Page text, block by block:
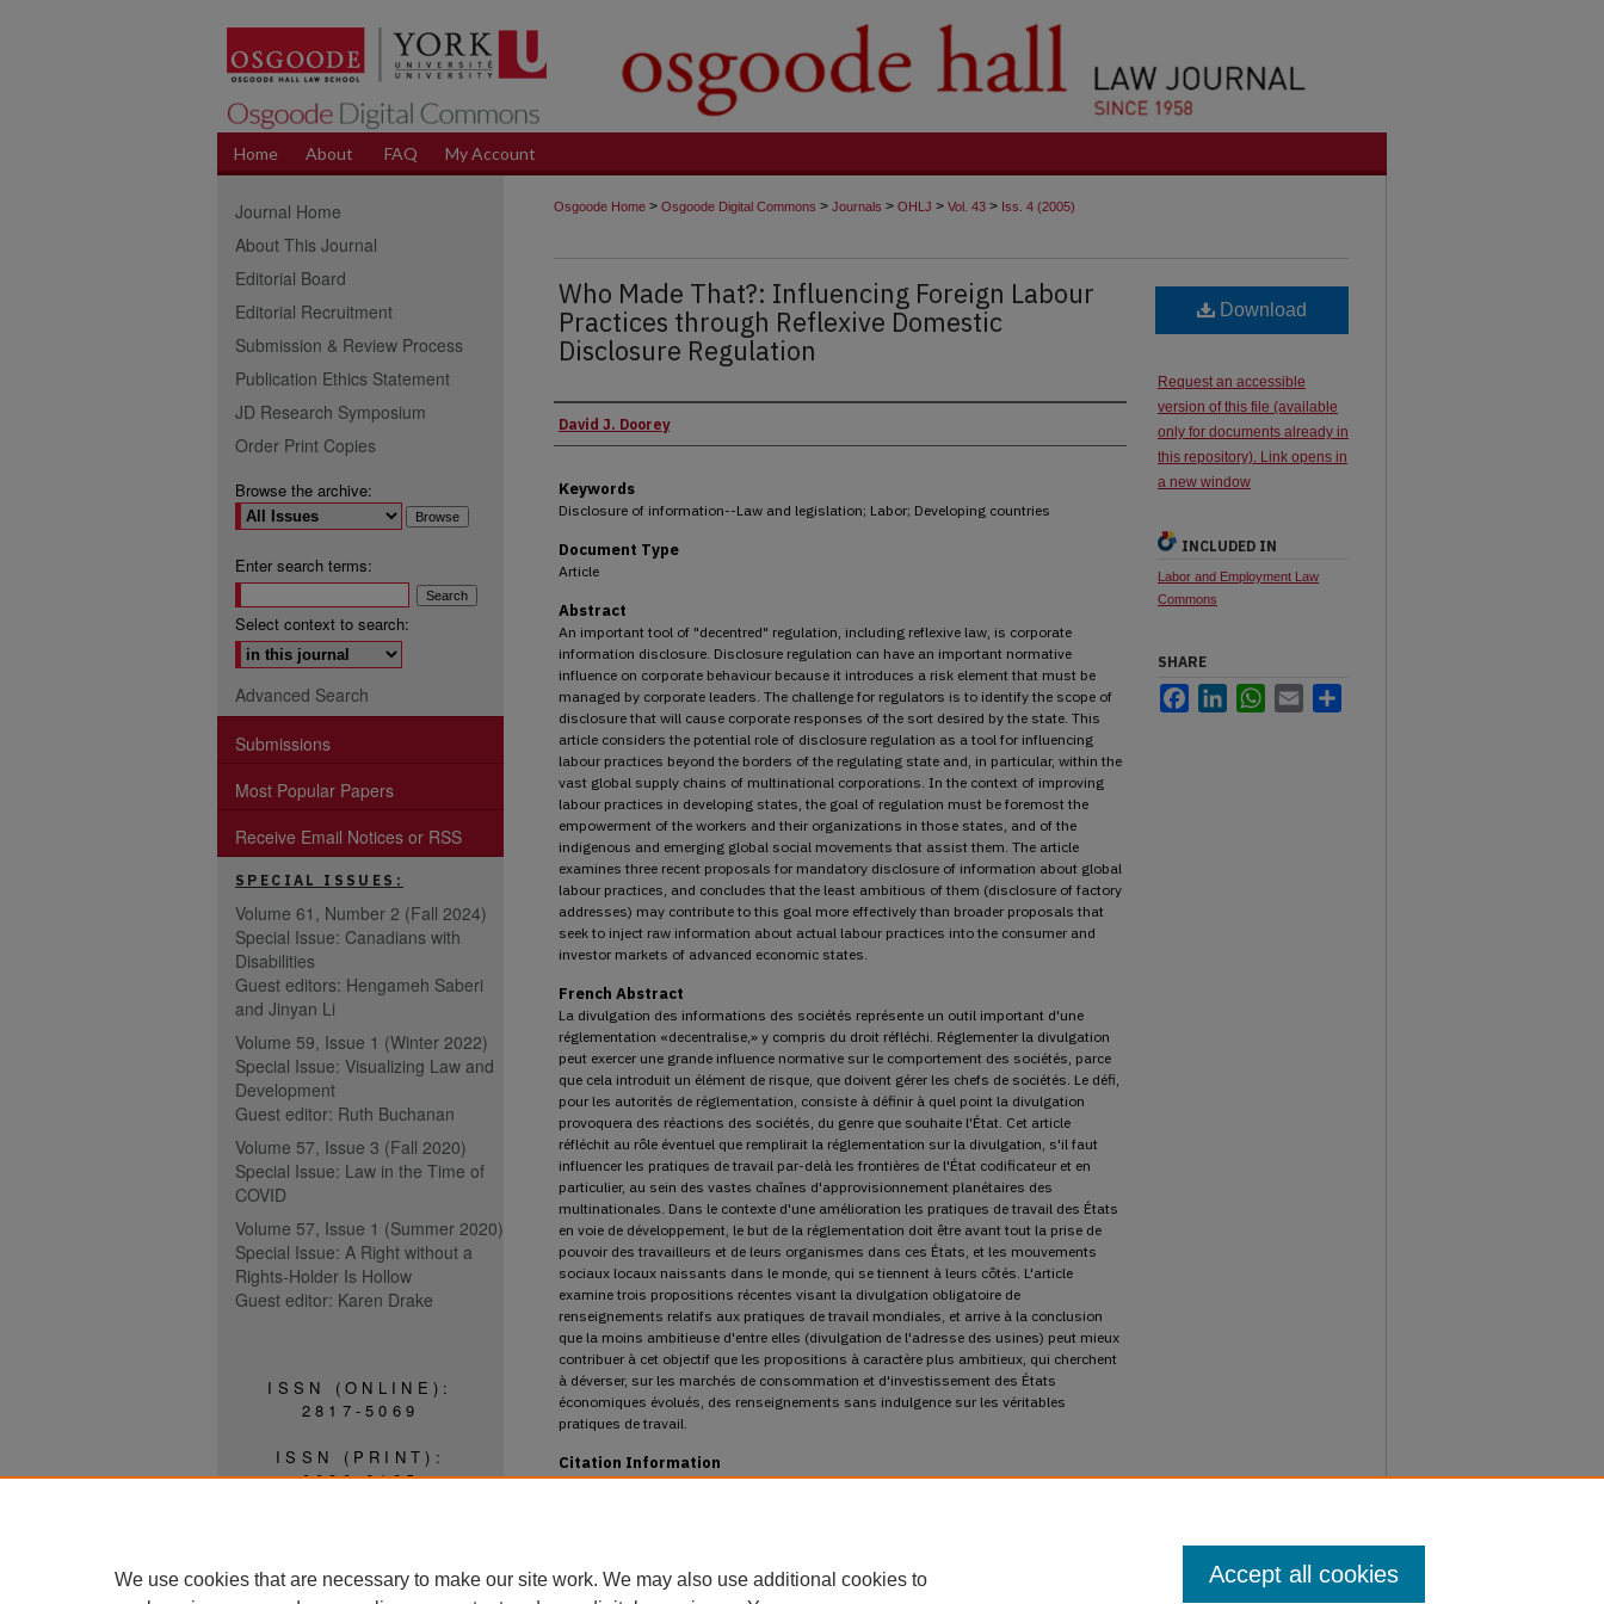
Home About FAQ My Account
Osgoode Home > Osgoode Digital Commons > Journals > OHLJ > Vol. 43 > Iss. 4 (2005)
Who Made That?: Influencing Foreign Labour
Practices through Reflexive Domestic
Disclosure Regulation
Authors
David J. Doorey
Keywords
Disclosure of information--Law and legislation; Labor; Developing countries
Document Type
Article
Abstract
An important tool of "decentred" regulation, including reflexive law, is corporate
information disclosure. Disclosure regulation can have an important normative
influence on corporate behaviour because it introduces a risk element that must be
managed by corporate leaders. The challenge for regulators is to identify the scope of
disclosure that will cause corporate responses of the sort desired by the state. This
article considers the potential role of disclosure regulation as a tool for influencing
labour practices beyond the borders of the regulating state and, in particular, within the
vast global supply chains of multinational corporations. In the context of improving
labour practices in developing states, the goal of regulation must be foremost the
empowerment of the workers and their organizations in those states, and of the
indigenous and emerging global social movements that assist them. The article
examines three recent proposals for mandatory disclosure of information about global
labour practices, and concludes that the least ambitious of them (disclosure of factory
addresses) may contribute to this goal more effectively than broader proposals that
seek to inject raw information about actual labour practices into the consumer and
investor markets of advanced economic states.
French Abstract
La divulgation des informations des sociétés représente un outil important d'une
réglementation «decentralise,» y compris du droit réfléchi. Réglementer la divulgation
peut exercer une grande influence normative sur le comportement des sociétés, parce
que cela introduit un élément de risque, que doivent gérer les chefs de sociétés. Le défi,
pour les autorités de réglementation, consiste à définir à quel point la divulgation
provoquera des réactions des sociétés, du genre que souhaite l'État. Cet article
réfléchit au rôle éventuel que remplirait la réglementation sur la divulgation, s'il faut
influencer les pratiques de travail par-delà les frontières de l'État codificateur et en
particulier, au sein des vastes chaînes d'approvisionnement planétaires des
multinationales. Dans le contexte d'une amélioration les pratiques de travail des États
en voie de développement, le but de la réglementation doit être avant tout la prise de
pouvoir des travailleurs et de leurs organismes dans ces États, et les mouvements
sociaux locaux naissants dans le monde, qui se tiennent à leurs côtés. L'article
examine trois propositions récentes visant la divulgation obligatoire de
renseignements relatifs aux pratiques de travail mondiales, et arrive à la conclusion
que la moins ambitieuse d'entre elles (divulgation de l'adresse des usines) peut mieux
contribuer à cet objectif que les propositions à caractère plus ambitieux, qui cherchent
à déverser, sur les marchés de consommation et d'investissement des États
économiques évolués, des renseignements sans indulgence sur les véritables
pratiques de travail.
Citation Information
Download
Request an accessible
version of this file (available
only for documents already in
this repository). Link opens in
a new window
INCLUDED IN
Labor and Employment Law
Commons
SHARE
FacebookLinkedInWhatsApp
Email
Journal Home
About This Journal
Editorial Board
Editorial Recruitment
Submission & Review Process
Publication Ethics Statement
JD Research Symposium
Order Print Copies
Browse the archive:
Enter search terms:
Select context to search:
Advanced Search
Submissions
Most Popular Papers
Receive Email Notices or RSS
SPECIAL ISSUES:
Volume 61, Number 2 (Fall 2024)
Special Issue: Canadians with
Disabilities
Guest editors: Hengameh Saberi
and Jinyan Li
Volume 59, Issue 1 (Winter 2022)
Special Issue: Visualizing Law and
Development
Guest editor: Ruth Buchanan
Volume 57, Issue 3 (Fall 2020)
Special Issue: Law in the Time of
COVID
Volume 57, Issue 1 (Summer 2020)
Special Issue: A Right without a
Rights-Holder Is Hollow
Guest editor: Karen Drake
ISSN (ONLINE):
2817-5069
ISSN (PRINT):
0030-6185
We use cookies that are necessary to make our site work. We may also use additional cookies to
Accept all cookies